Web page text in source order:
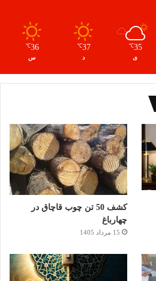
35
℃
ی
37
℃
د
36
℃
س
کشف 50 تن چوب قاچاق در
چهارباغ
15 مرداد 1405